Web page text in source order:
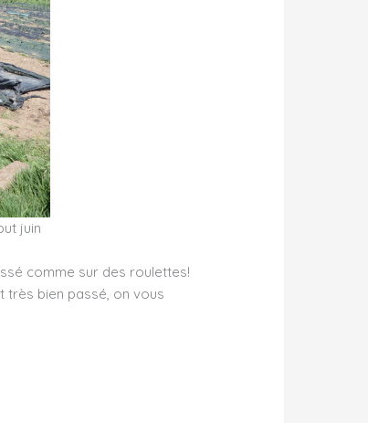
juin
comme sur des roulettes!
très bien passé, on vous